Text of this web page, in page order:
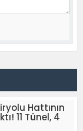
Hattının
11 Tünel, 4